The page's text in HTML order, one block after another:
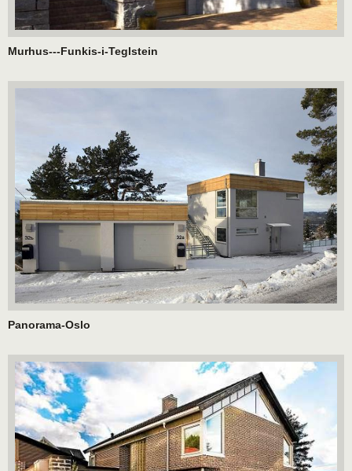
Murhus---Funkis-i-Teglstein
Panorama-Oslo